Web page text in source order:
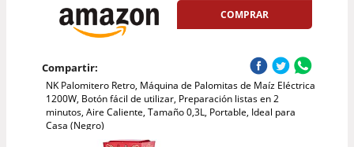
COMPRAR
Compartir:
NK Palomitero Retro, Máquina de Palomitas de Maíz Eléctrica
1200W, Botón fácil de utilizar, Preparación listas en 2
minutos, Aire Caliente, Tamaño 0,3L, Portable, Ideal para
Casa (Negro)